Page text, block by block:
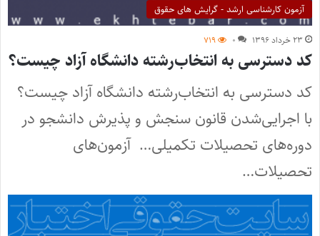
آزمون کارشناسی ارشد - گرایش های حقوق
۲۳ خرداد ۱۳۹۶ ۰ ۷۱۹
کد دسترسی به انتخاب‌رشته دانشگاه آزاد چیست؟
کد دسترسی به انتخاب‌رشته دانشگاه آزاد چیست؟
با اجرایی‌شدن قانون سنجش و پذیرش دانشجو در
دوره‌های تحصیلات تکمیلی… آزمون‌های
تحصیلات…